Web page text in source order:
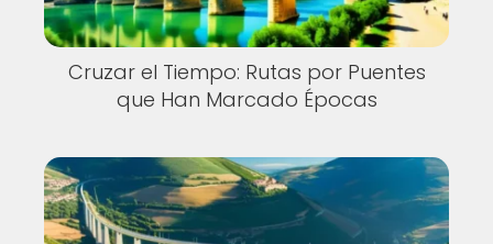
Cruzar el Tiempo: Rutas por Puentes
que Han Marcado Épocas